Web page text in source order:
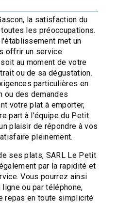
la satisfaction du
les préoccupations.
met un
offrir un service
au moment de votre
ou de sa dégustation.
particulières en
ou des demandes
votre plat à emporter,
part à l'équipe du Petit
plaisir de répondre à vos
pleinement.
ses plats, SARL Le Petit
par la rapidité et
Vous pourrez ainsi
ou par téléphone,
repas en toute simplicité